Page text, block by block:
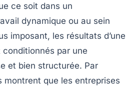
ce soit dans un
dynamique ou au sein
imposant, les résultats d’une
par une
et bien structurée. Par
montrent que les entreprises